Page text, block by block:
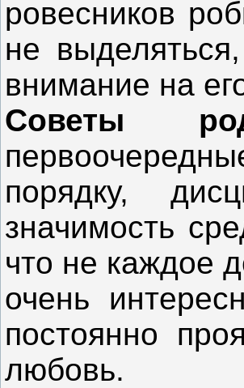
ровесников
не
внимание на
Советы
порядку,
значимость
что не каждое
очень
постоянно
любовь.